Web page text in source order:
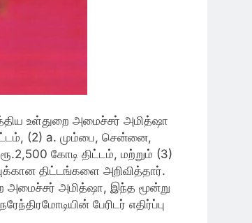
உள்துறை அமைச்சர் அமித்ஷா
(2) a. மும்பை, சென்னை,
கோடி திட்டம், மற்றும் (3)
திட்டங்களை அறிவித்தார்.
அமைச்சர் அமித்ஷா, இந்த மூன்று
பேரிடர் எதிர்ப்பு